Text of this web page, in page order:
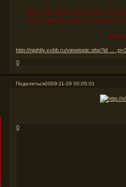
Построй свой сюжет, спаси свою
Присоединяйся, нас пока
http://nightly.xxbb.ru/viewtopic.php?id …
0
Поделиться2009-11-29 00:05:01
0